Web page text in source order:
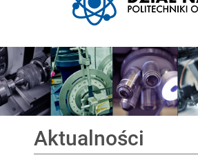
Pokaz slajdów
Aktualności